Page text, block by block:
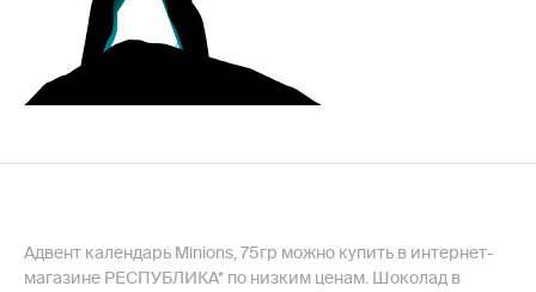
Адвент календарь Minions, 75гр можно купить в интернет-
магазине РЕСПУБЛИКА* по низким ценам. Шоколад в